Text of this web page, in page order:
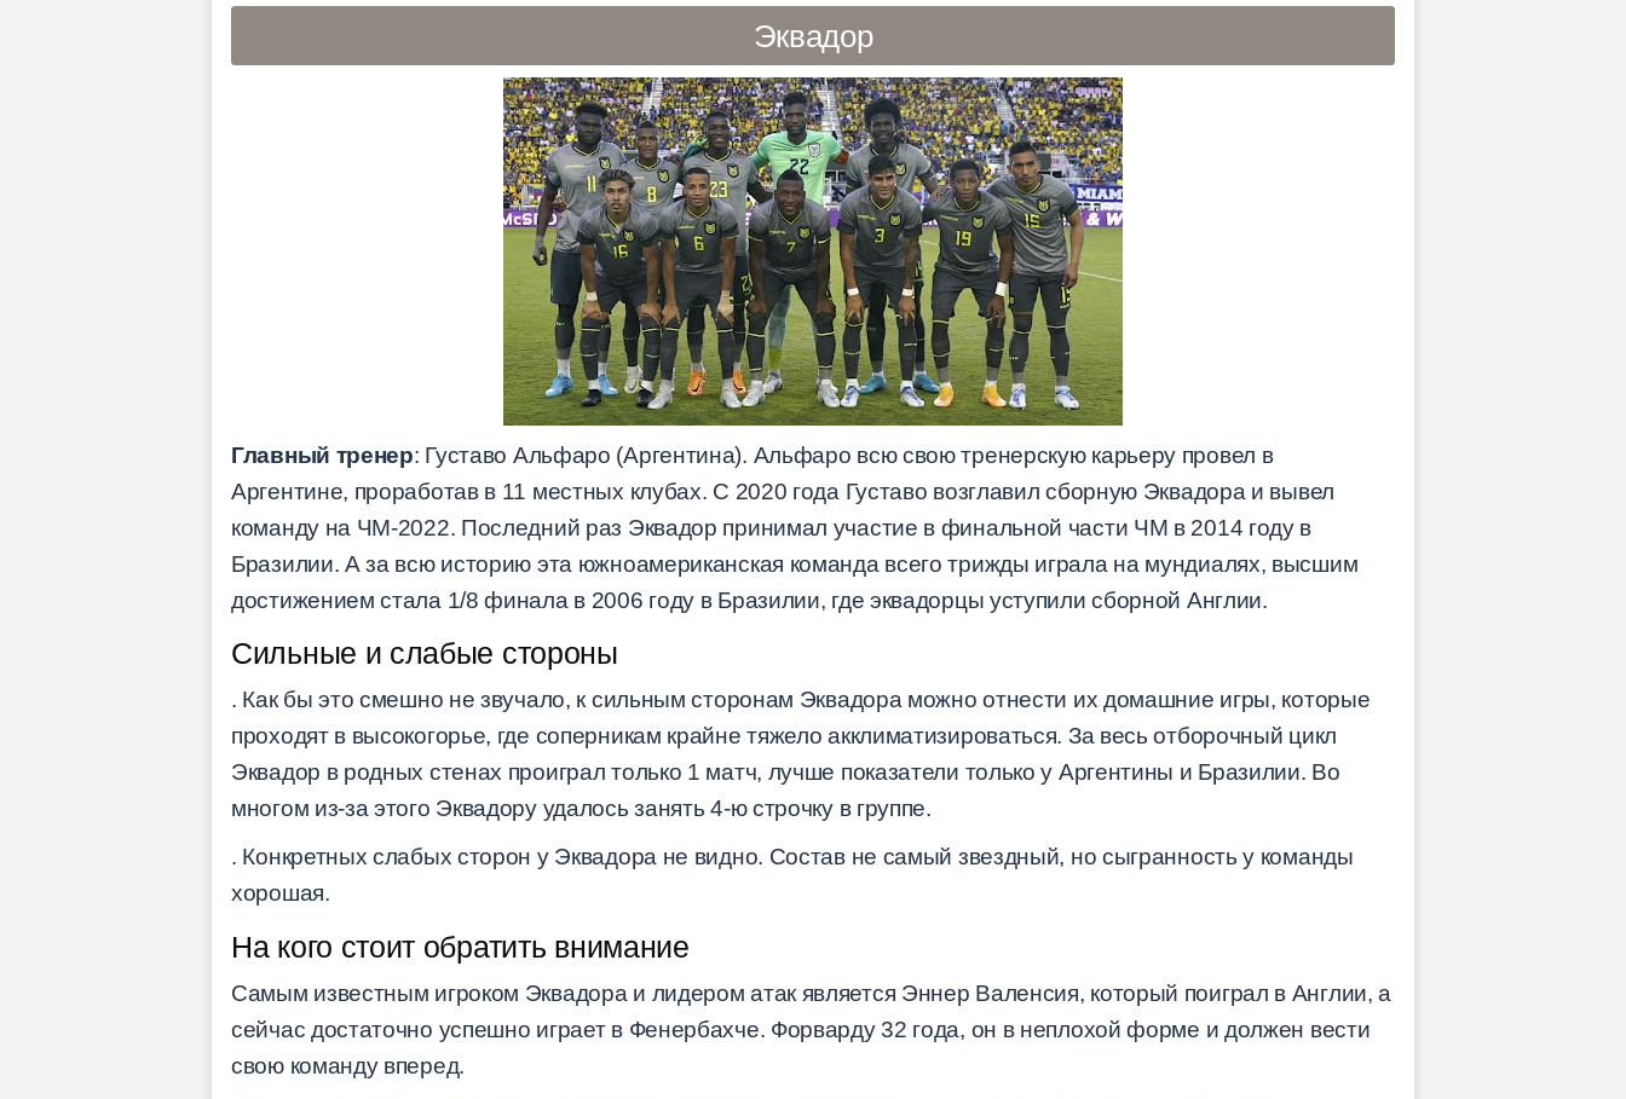
Эквадор
Главный тренер: Густаво Альфаро (Аргентина). Альфаро всю свою тренерскую карьеру провел в
Аргентине, проработав в 11 местных клубах. С 2020 года Густаво возглавил сборную Эквадора и вывел
команду на ЧМ-2022. Последний раз Эквадор принимал участие в финальной части ЧМ в 2014 году в
Бразилии. А за всю историю эта южноамериканская команда всего трижды играла на мундиалях, высшим
достижением стала 1/8 финала в 2006 году в Бразилии, где эквадорцы уступили сборной Англии.
Сильные и слабые стороны
. Как бы это смешно не звучало, к сильным сторонам Эквадора можно отнести их домашние игры, которые
проходят в высокогорье, где соперникам крайне тяжело акклиматизироваться. За весь отборочный цикл
Эквадор в родных стенах проиграл только 1 матч, лучше показатели только у Аргентины и Бразилии. Во
многом из-за этого Эквадору удалось занять 4-ю строчку в группе.
. Конкретных слабых сторон у Эквадора не видно. Состав не самый звездный, но сыгранность у команды
хорошая.
На кого стоит обратить внимание
Самым известным игроком Эквадора и лидером атак является Эннер Валенсия, который поиграл в Англии, а
сейчас достаточно успешно играет в Фенербахче. Форварду 32 года, он в неплохой форме и должен вести
свою команду вперед.